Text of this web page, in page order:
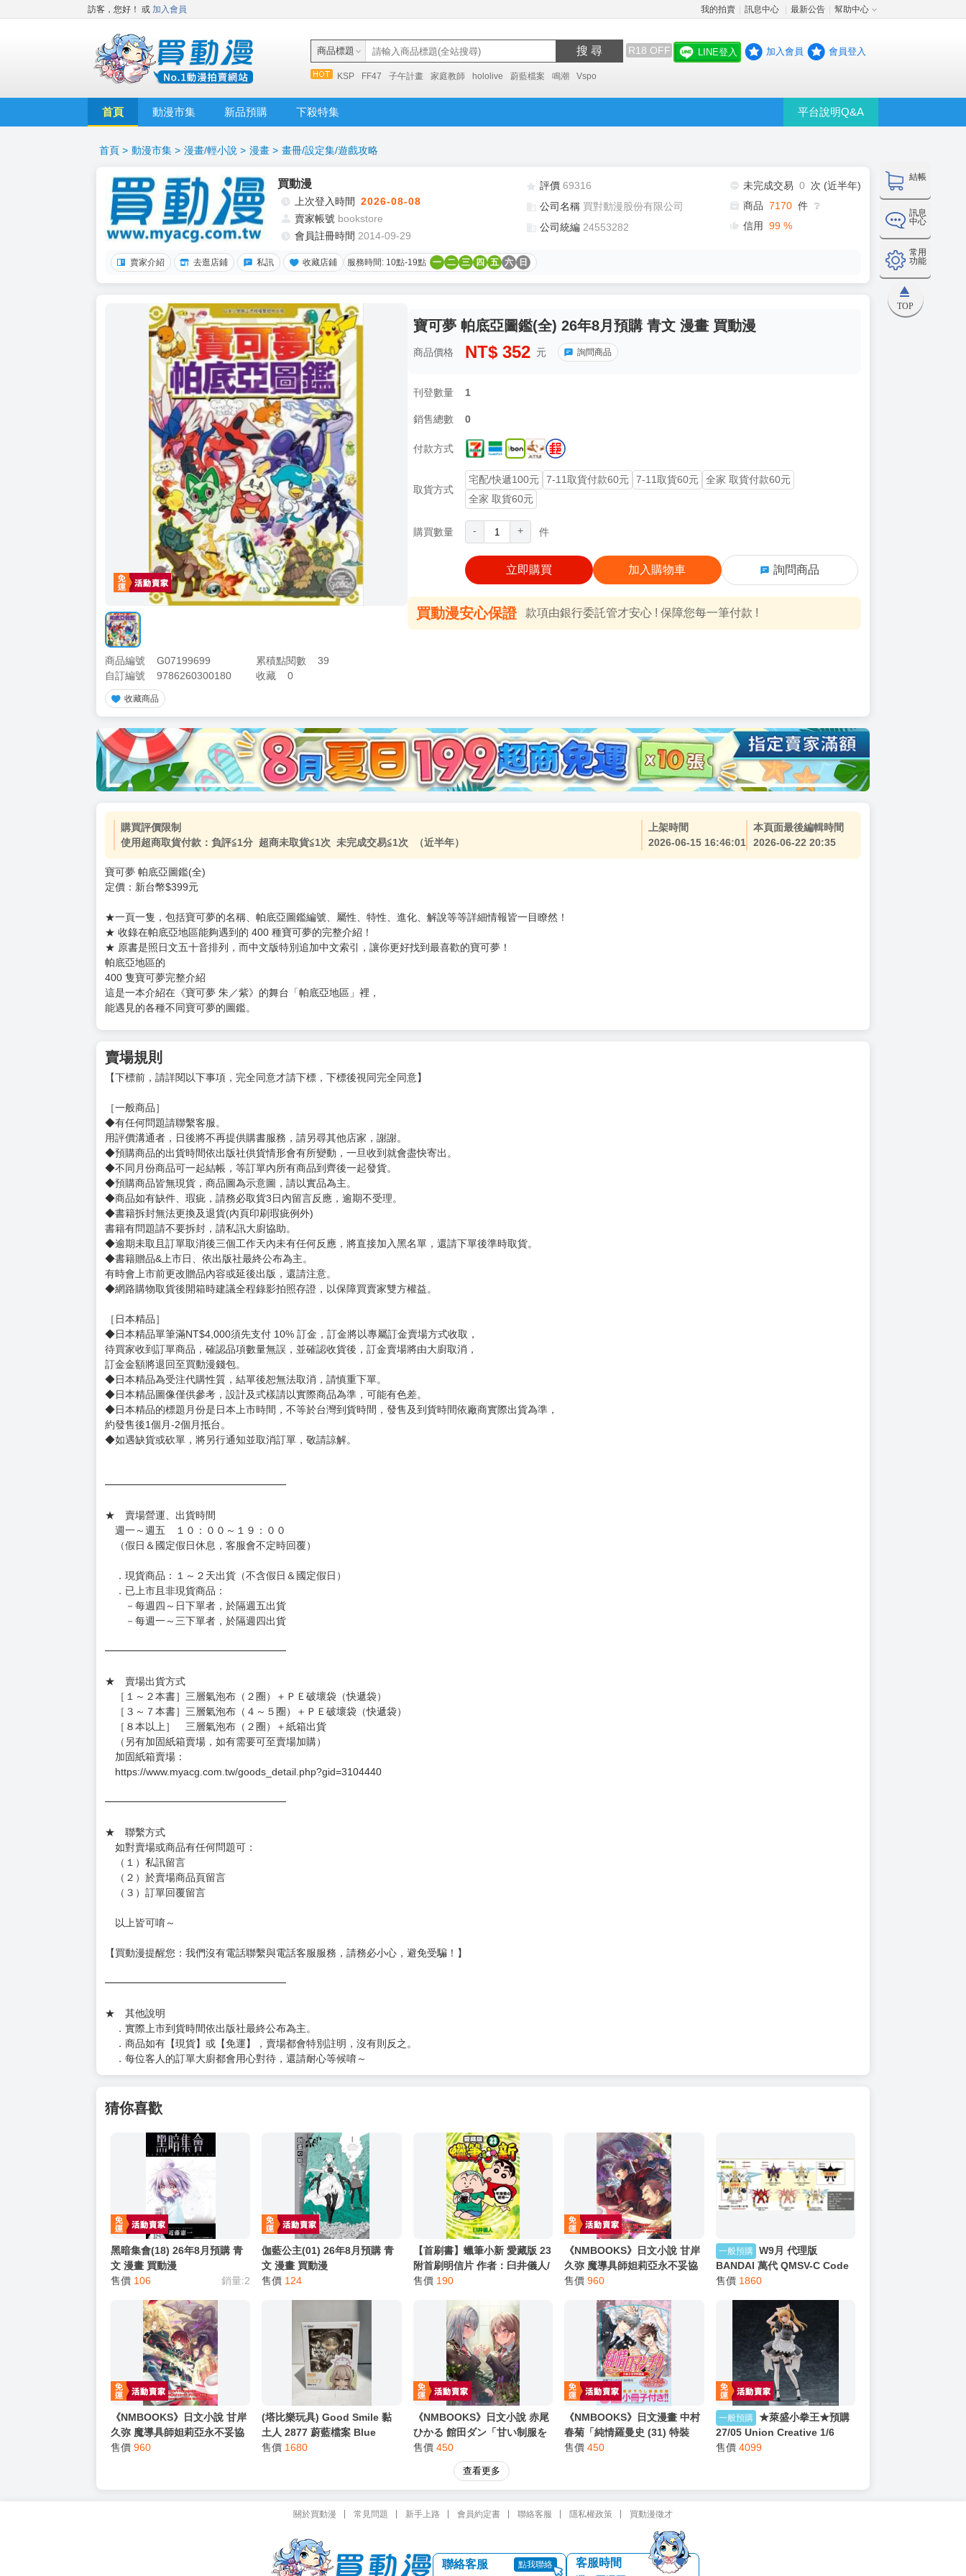
訪客，您好！ 或 加入會員 我的拍賣 訊息中心 最新公告 幫助中心
商品標題 搜 尋 R18 OFF
KSP FF47 子午計畫 家庭教師 hololive 蔚藍檔案 鳴潮 Vspo
LINE登入 加入會員 會員登入
首頁 動漫市集 新品預購 下殺特集 平台說明Q&A
結帳
訊息
中心
常用
功能
TOP
首頁 > 動漫市集 > 漫畫/輕小說 > 漫畫 > 畫冊/設定集/遊戲攻略
買動漫
上次登入時間 2026-08-08
賣家帳號 bookstore
會員註冊時間 2014-09-29
評價 69316
公司名稱 買對動漫股份有限公司
公司統編 24553282
未完成交易 0
次 (近半年)
商品 7170 件 ❔
信用 99 %
賣家介紹 去逛店鋪 私訊 收藏店鋪 服務時間: 10點-19點 一 二 三 四 五 六 日
商品編號 G07199699 累積點閱數
39
自訂編號
9786260300180 收藏 0
收藏商品
寶可夢 帕底亞圖鑑(全) 26年8月預購 青文 漫畫 買動漫
商品價格 NT$ 352 元 詢問商品
刊登數量 1
銷售總數 0
付款方式
取貨方式
宅配/快遞100元 7-11取貨付款60元 7-11取貨60元
全家 取貨付款60元
全家 取貨60元
購買數量 - + 件
立即購買 加入購物車 詢問商品
買動漫安心保證 款項由銀行委託管才安心 ! 保障您每一筆付款 !
購買評價限制
使用超商取貨付款：負評≦1分 超商未取貨≦1次 未完成交易≦1次 （近半年）
上架時間
2026-06-15 16:46:01
本頁面最後編輯時間
2026-06-22 20:35
寶可夢 帕底亞圖鑑(全)
定價：新台幣$399元
★一頁一隻，包括寶可夢的名稱、帕底亞圖鑑編號、屬性、特性、進化、解說等等詳細情報皆一目瞭然！
★ 收錄在帕底亞地區能夠遇到的 400 種寶可夢的完整介紹！
★ 原書是照日文五十音排列，而中文版特別追加中文索引，讓你更好找到最喜歡的寶可夢！
帕底亞地區的
400 隻寶可夢完整介紹
這是一本介紹在《寶可夢 朱／紫》的舞台「帕底亞地區」裡，
能遇見的各種不同寶可夢的圖鑑。
賣場規則
【下標前，請詳閱以下事項，完全同意才請下標，下標後視同完全同意】
［一般商品］
◆有任何問題請聯繫客服。
用評價溝通者，日後將不再提供購書服務，請另尋其他店家，謝謝。
◆預購商品的出貨時間依出版社供貨情形會有所變動，一旦收到就會盡快寄出。
◆不同月份商品可一起結帳，等訂單內所有商品到齊後一起發貨。
◆預購商品皆無現貨，商品圖為示意圖，請以實品為主。
◆商品如有缺件、瑕疵，請務必取貨3日內留言反應，逾期不受理。
◆書籍拆封無法更換及退貨(內頁印刷瑕疵例外)
書籍有問題請不要拆封，請私訊大廚協助。
◆逾期未取且訂單取消後三個工作天內未有任何反應，將直接加入黑名單，還請下單後準時取貨。
◆書籍贈品&上市日、依出版社最終公布為主。
有時會上市前更改贈品內容或延後出版，還請注意。
◆網路購物取貨後開箱時建議全程錄影拍照存證，以保障買賣家雙方權益。
［日本精品］
◆日本精品單筆滿NT$4,000須先支付 10% 訂金，訂金將以專屬訂金賣場方式收取，
待買家收到訂單商品，確認品項數量無誤，並確認收貨後，訂金賣場將由大廚取消，
訂金金額將退回至買動漫錢包。
◆日本精品為受注代購性質，結單後恕無法取消，請慎重下單。
◆日本精品圖像僅供參考，設計及式樣請以實際商品為準，可能有色差。
◆日本精品的標題月份是日本上市時間，不等於台灣到貨時間，發售及到貨時間依廠商實際出貨為準，
約發售後1個月-2個月抵台。
◆如遇缺貨或砍單，將另行通知並取消訂單，敬請諒解。
━━━━━━━━━━━━━━━━━━
★ 賣場營運、出貨時間
週一～週五 １０：００～１９：００
（假日＆國定假日休息，客服會不定時回覆）
．現貨商品：１～２天出貨（不含假日＆國定假日）
．已上市且非現貨商品：
－每週四～日下單者，於隔週五出貨
－每週一～三下單者，於隔週四出貨
━━━━━━━━━━━━━━━━━━
★ 賣場出貨方式
［１～２本書］三層氣泡布（２圈）＋ＰＥ破壞袋（快遞袋）
［３～７本書］三層氣泡布（４～５圈）＋ＰＥ破壞袋（快遞袋）
［８本以上］ 三層氣泡布（２圈）＋紙箱出貨
（另有加固紙箱賣場，如有需要可至賣場加購）
加固紙箱賣場：
https://www.myacg.com.tw/goods_detail.php?gid=3104440
━━━━━━━━━━━━━━━━━━
★ 聯繫方式
如對賣場或商品有任何問題可：
（１）私訊留言
（２）於賣場商品頁留言
（３）訂單回覆留言
以上皆可唷～
【買動漫提醒您：我們沒有電話聯繫與電話客服服務，請務必小心，避免受騙！】
━━━━━━━━━━━━━━━━━━
★ 其他說明
．實際上市到貨時間依出版社最終公布為主。
．商品如有【現貨】或【免運】，賣場都會特別註明，沒有則反之。
．每位客人的訂單大廚都會用心對待，還請耐心等候唷～
猜你喜歡
黑暗集會(18) 26年8月預購 青
文 漫畫 買動漫
售價 106 銷量:2
伽藍公主(01) 26年8月預購 青
文 漫畫 買動漫
售價 124
【首刷書】蠟筆小新 愛藏版 23
附首刷明信片 作者：臼井儀人/
東立漫畫/Avi書店
售價 190
《NMBOOKS》日文小說 甘岸
久弥 魔導具師妲莉亞永不妥協
魔「導具師ダリヤはうつむか
售價 960
一般預購
W9月 代理版
BANDAI 萬代 QMSV-C Code
Geass 反叛的魯路修系列 盲盒
售價 1860
《NMBOOKS》日文小說 甘岸
久弥 魔導具師妲莉亞永不妥協
魔「導具師ダリヤはうつむか
售價 960
(塔比樂玩具) Good Smile 黏
土人 2877 蔚藍檔案 Blue
Archive 桐藤渚
售價 1680
《NMBOOKS》日文小說 赤尾
ひかる 館田ダン「甘い制服を
まとって」
售價 450
《NMBOOKS》日文漫畫 中村
春菊「純情羅曼史 (31) 特裝
版」附:小冊子
售價 450
一般預購
★萊盛小拳王★預購
27/05 Union Creative 1/6
PVC《我推》露比 貓女僕ver
售價 4099
查看更多
關於買動漫 常見問題 新手上路 會員約定書 聯絡客服 隱私權政策 買動漫徵才
聯絡客服 點我聯絡 客服時間